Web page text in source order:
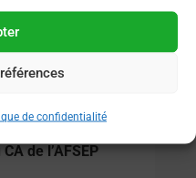
de confidentialité
de l’AFSEP